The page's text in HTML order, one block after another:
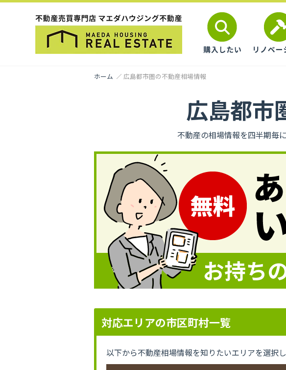
ホーム 広島都市圏の不動産相場情報
広島都市
不動産の相場情報を四半期毎
対応エリアの市区町村一覧
以下から不動産相場情報を知りたいエリアを選択し